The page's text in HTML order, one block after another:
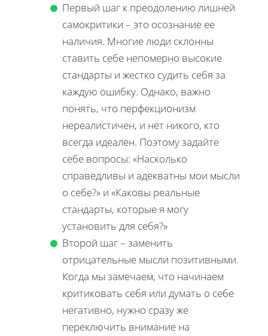
Первый шаг к преодолению лишней
самокритики – это осознание ее
наличия. Многие люди склонны
ставить себе непомерно высокие
стандарты и жестко судить себя за
каждую ошибку. Однако, важно
понять, что перфекционизм
нереалистичен, и нет никого, кто
всегда идеален. Поэтому задайте
себе вопросы: «Насколько
справедливы и адекватны мои мысли
о себе?» и «Каковы реальные
стандарты, которые я могу
установить для себя?»
Второй шаг – заменить
отрицательные мысли позитивными.
Когда мы замечаем, что начинаем
критиковать себя или думать о себе
негативно, нужно сразу же
переключить внимание на